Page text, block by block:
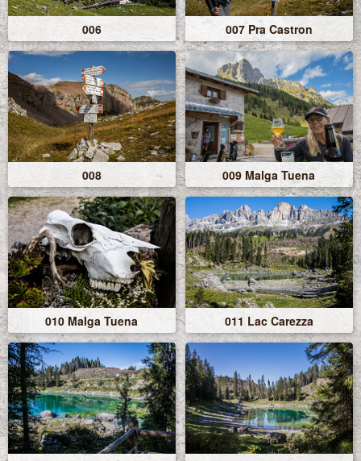
006 007 Pra Castron
008 009 Malga Tuena
010 Malga Tuena 011 Lac Carezza